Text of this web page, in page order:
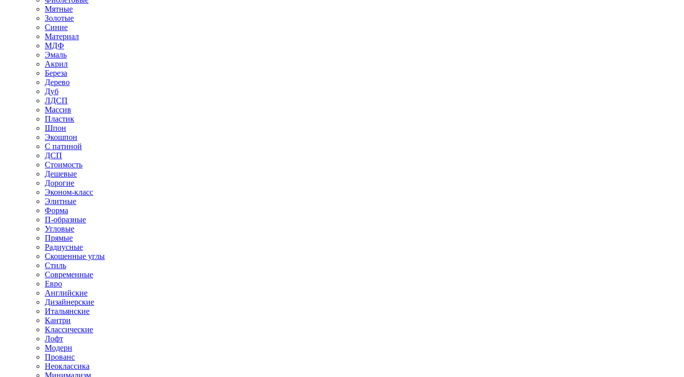
Мятные
Золотые
Синие
Материал
МДФ
Эмаль
Акрил
Береза
Дерево
Дуб
ЛДСП
Массив
Пластик
Шпон
Экошпон
С патиной
ДСП
Стоимость
Дешевые
Дорогие
Эконом-класс
Элитные
Форма
П-образные
Угловые
Прямые
Радиусные
Скошенные углы
Стиль
Современные
Евро
Английские
Дизайнерские
Итальянские
Кантри
Классические
Лофт
Модерн
Прованс
Неоклассика
Минимализм